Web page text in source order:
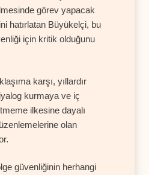
görev yapacak
hatırlatan Büyükelçi, bu
için kritik olduğunu
karşı, yıllardır
kurmaya ve iç
ilkesine dayalı
olan
güvenliğinin herhangi